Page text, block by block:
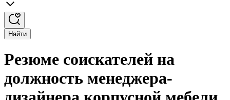
Найти
Резюме соискателей на
должность менеджера-